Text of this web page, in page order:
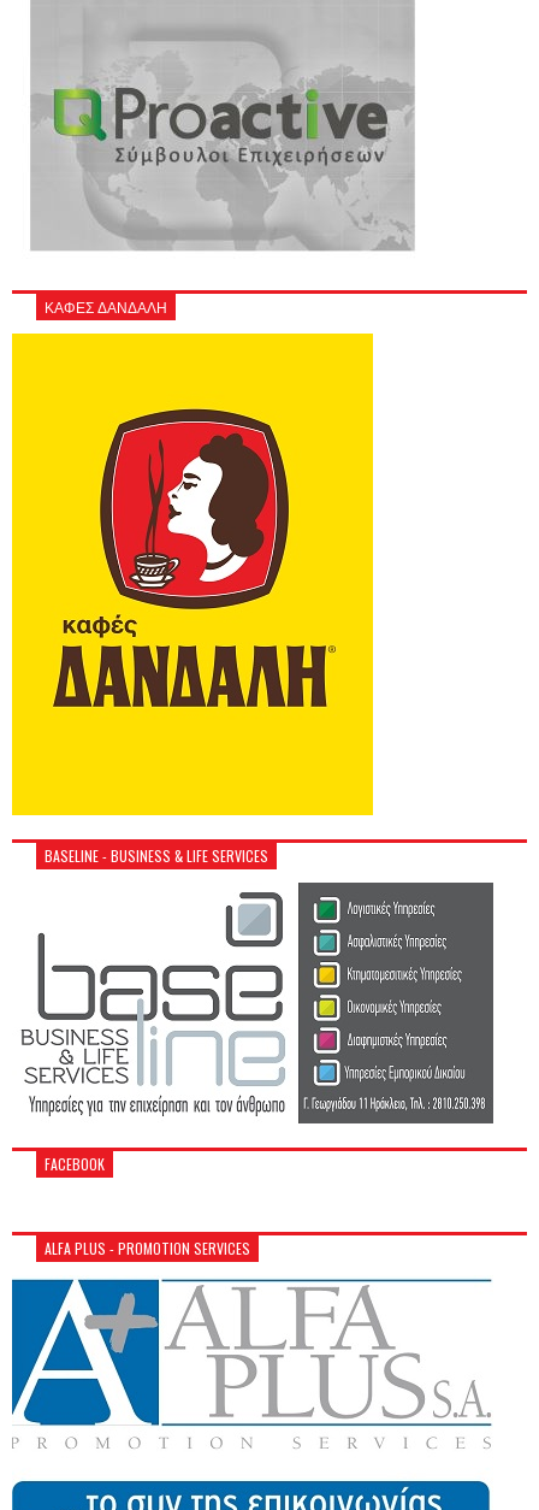
ΚΑΦΕΣ ΔΑΝΔΑΛΗ
BASELINE - BUSINESS & LIFE SERVICES
FACEBOOK
ALFA PLUS - PROMOTION SERVICES